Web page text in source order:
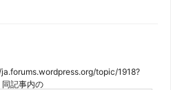
topic/1918?
記事内の